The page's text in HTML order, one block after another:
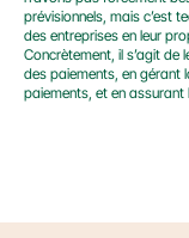
prévisionnels, mais c’est
des entreprises en leur
Concrètement, il s’agit
des paiements, en gérant
paiements, et en assurant